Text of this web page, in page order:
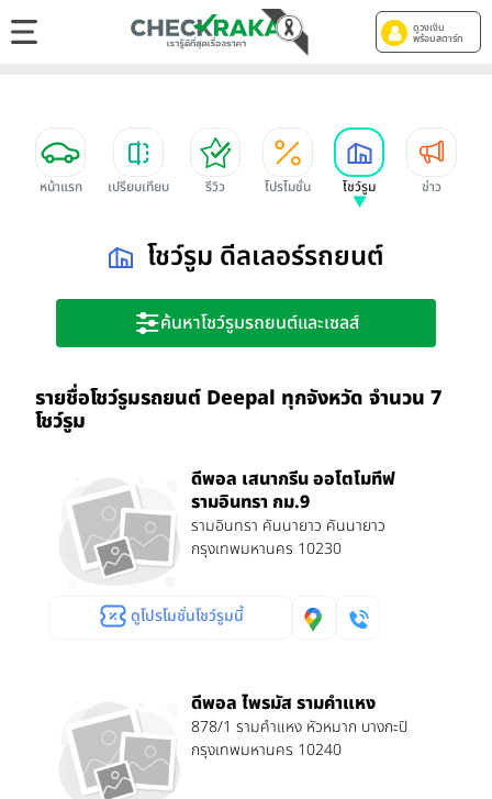
ดูวงเงิน
พร้อมสตาร์ท
หน้าแรก เปรียบเทียบ รีวิว โปรโมชั่น โชว์รูม ข่าว
โชว์รูม ดีลเลอร์รถยนต์
ค้นหาโชว์รูมรถยนต์และเซลส์
รายชื่อโชว์รูมรถยนต์ Deepal ทุกจังหวัด จำนวน 7
โชว์รูม
ดีพอล เสนากรีน ออโตโมทีฟ
รามอินทรา กม.9
รามอินทรา คันนายาว คันนายาว
กรุงเทพมหานคร 10230
ดูโปรโมชั่นโชว์รูมนี้
ดีพอล ไพรมัส รามคำแหง
878/1 รามคำแหง หัวหมาก บางกะปิ
กรุงเทพมหานคร 10240